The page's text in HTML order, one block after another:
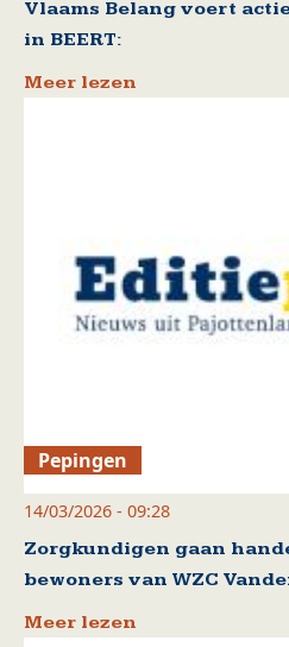
Vlaams Belang voert
in BEERT:
Meer lezen
Pepingen
14/03/2026 - 09:28
Zorgkundigen gaan
bewoners van WZC
Meer lezen